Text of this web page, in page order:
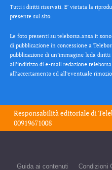
Tutti i diritti riservati. E’ vietata la
presente sul sito.
Le foto presenti su teleborsa.ansa.it
di pubblicazione in concessione a
pubblicazione di un’immagine leda
all’indirizzo di e-mail redazione
all’accertamento ed all’eventuale
Responsabilità editoriale di
00919671008
Guida ai contenuti Condizioni